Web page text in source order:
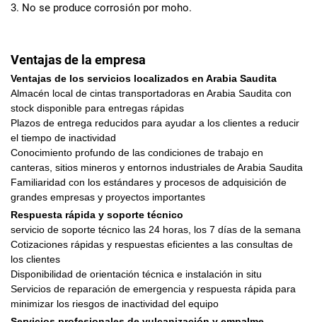
3. No se produce corrosión por moho.
Ventajas de la empresa
Ventajas de los servicios localizados en Arabia Saudita
Almacén local de cintas transportadoras en Arabia Saudita con
stock disponible para entregas rápidas
Plazos de entrega reducidos para ayudar a los clientes a reducir
el tiempo de inactividad
Conocimiento profundo de las condiciones de trabajo en
canteras, sitios mineros y entornos industriales de Arabia Saudita
Familiaridad con los estándares y procesos de adquisición de
grandes empresas y proyectos importantes
Respuesta rápida y soporte técnico
servicio de soporte técnico las 24 horas, los 7 días de la semana
Cotizaciones rápidas y respuestas eficientes a las consultas de
los clientes
Disponibilidad de orientación técnica e instalación in situ
Servicios de reparación de emergencia y respuesta rápida para
minimizar los riesgos de inactividad del equipo